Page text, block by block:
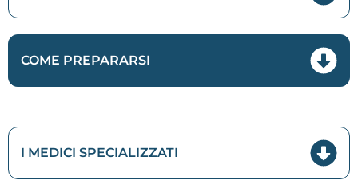
COME PREPARARSI
I MEDICI SPECIALIZZATI